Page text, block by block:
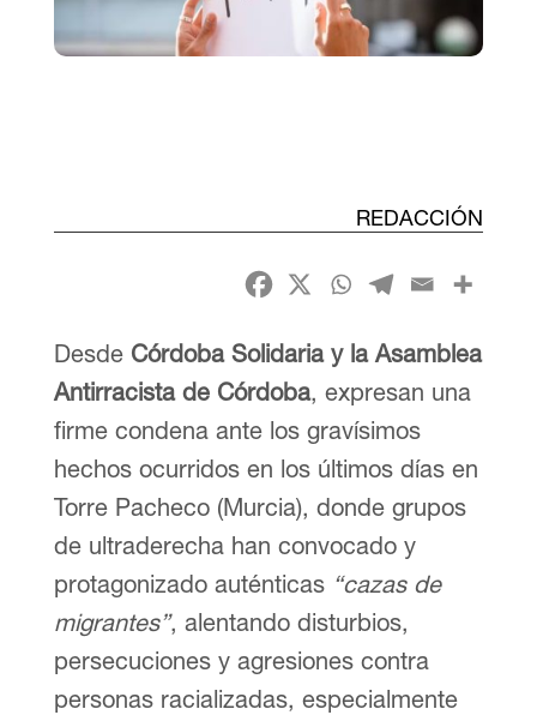
REDACCIÓN
Desde Córdoba Solidaria y la Asamblea
Antirracista de Córdoba, expresan una
firme condena ante los gravísimos
hechos ocurridos en los últimos días en
Torre Pacheco (Murcia), donde grupos
de ultraderecha han convocado y
protagonizado auténticas “cazas de
migrantes”, alentando disturbios,
persecuciones y agresiones contra
personas racializadas, especialmente